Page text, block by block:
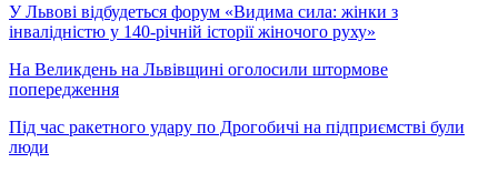
У Львові відбудеться форум «Видима сила: жінки з
інвалідністю у 140-річній історії жіночого руху»
На Великдень на Львівщині оголосили штормове
попередження
Під час ракетного удару по Дрогобичі на підприємстві були
люди